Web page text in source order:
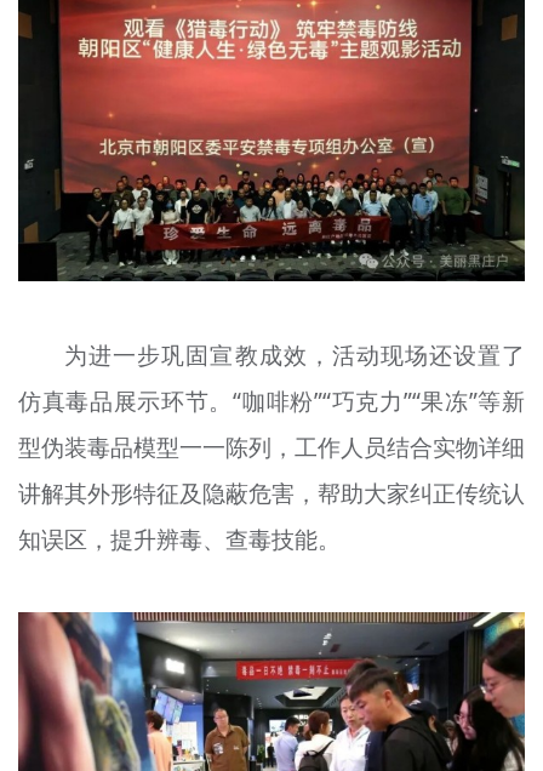
为进一步巩固宣教成效，活动现场还设置了
仿真毒品展示环节。“咖啡粉”“巧克力”“果冻”等新
型伪装毒品模型一一陈列，工作人员结合实物详细
讲解其外形特征及隐蔽危害，帮助大家纠正传统认
知误区，提升辨毒、查毒技能。